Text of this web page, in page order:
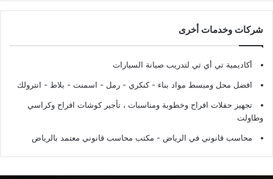
شركات وخدمات أخرى
أكاديمية تي أي تي لتدريب صيانة السيارات
افضل محل ومبسط مواد بناء - كنكري - رمل - اسمنت - بلاط - انترولك
تجهيز حفلات افراح وخطوبة ومناسبات ، تأجير كوشات افراح وكراسي
وطاولت
محاسب قانوني في الرياض - مكتب محاسب قانوني معتمد بالرياض